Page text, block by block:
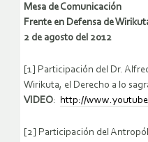
Mesa de Comunicación
Frente en Defensa de
2 de agosto del 2012
[1] Participación del Dr.
Wirikuta, el Derecho a lo
VIDEO: http://
[2] Participación del